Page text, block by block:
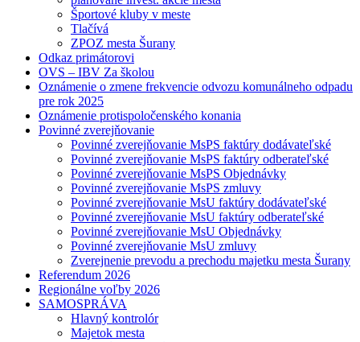
Športové kluby v meste
Tlačívá
ZPOZ mesta Šurany
Odkaz primátorovi
OVS – IBV Za školou
Oznámenie o zmene frekvencie odvozu komunálneho odpadu
pre rok 2025
Oznámenie protispoločenského konania
Povinné zverejňovanie
Povinné zverejňovanie MsPS faktúry dodávateľské
Povinné zverejňovanie MsPS faktúry odberateľské
Povinné zverejňovanie MsPS Objednávky
Povinné zverejňovanie MsPS zmluvy
Povinné zverejňovanie MsU faktúry dodávateľské
Povinné zverejňovanie MsU faktúry odberateľské
Povinné zverejňovanie MsU Objednávky
Povinné zverejňovanie MsU zmluvy
Zverejnenie prevodu a prechodu majetku mesta Šurany
Referendum 2026
Regionálne voľby 2026
SAMOSPRÁVA
Hlavný kontrolór
Majetok mesta